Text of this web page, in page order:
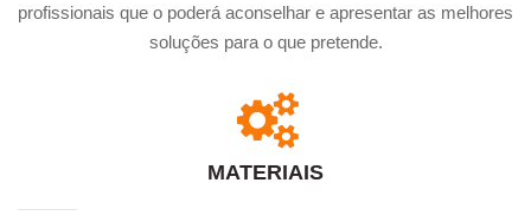
profissionais que o poderá aconselhar e apresentar as melhores
soluções para o que pretende.
MATERIAIS